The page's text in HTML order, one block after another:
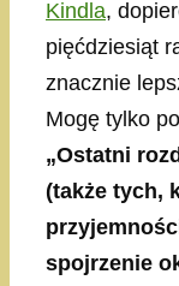
Kindla,
pięćdziesiąt
znacznie
Mogę tylko
„Ostatni
(także tych,
spojrzenie